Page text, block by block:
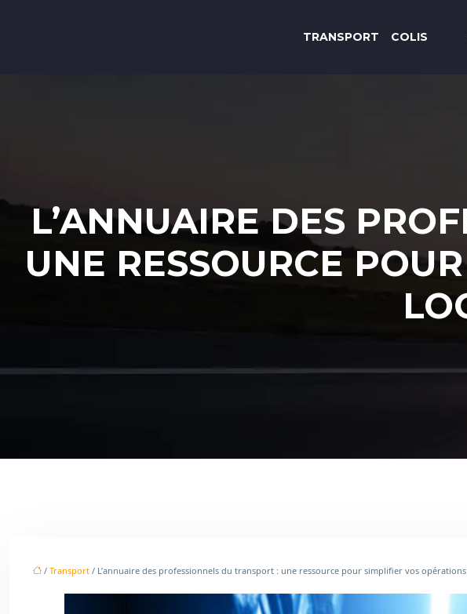
COLIS
TRANSPORT
L’ANNUAIRE DES
UNE RESSOURCE
/ Transport / L’annuaire des professionnels du transport : une ressource pour simplifier vos